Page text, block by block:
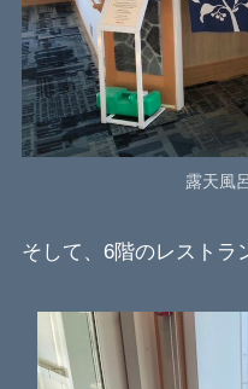
露天風
そして、6階のレストラ